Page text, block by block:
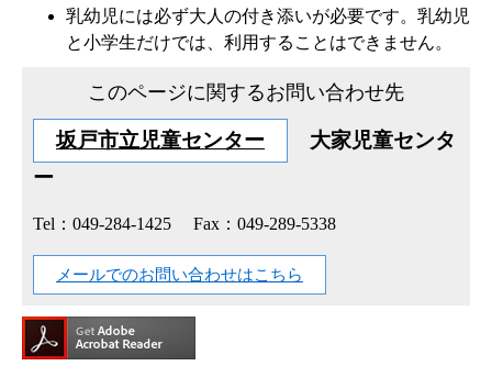
乳幼児には必ず大人の付き添いが必要です。乳幼児
と小学生だけでは、利用することはできません。
このページに関するお問い合わせ先
坂戸市立児童センター
大家児童センタ
ー
Tel：049-284-1425 Fax：049-289-5338
メールでのお問い合わせはこちら